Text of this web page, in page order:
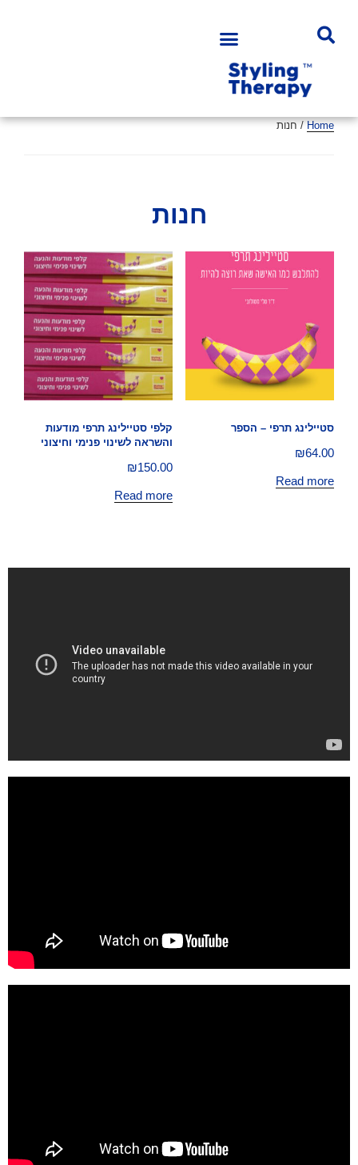
Home/ חנות
חנות
סטיילינג תרפי – הספר
₪64.00
Read more
קלפי סטיילינג תרפי מודעות
והשראה לשינוי פנימי וחיצוני
₪150.00
Read more